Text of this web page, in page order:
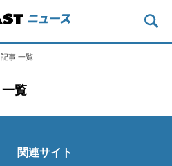
事 一覧
覧
関連サイト